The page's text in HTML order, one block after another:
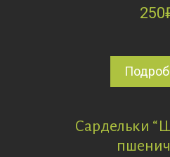
250
Сардельки